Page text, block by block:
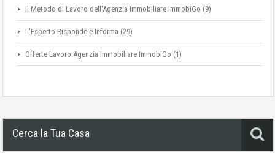
Il Metodo di Lavoro dell'Agenzia Immobiliare ImmobiGo (9)
L'Esperto Risponde e Informa (29)
Offerte Lavoro Agenzia Immobiliare ImmobiGo (1)
Cerca la Tua Casa